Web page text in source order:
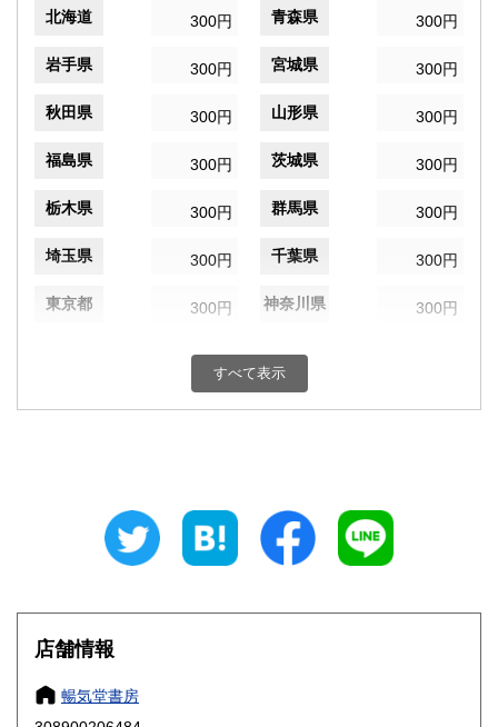
北海道 300円 青森県 300円
岩手県 300円 宮城県 300円
秋田県 300円 山形県 300円
福島県 300円 茨城県 300円
栃木県 300円 群馬県 300円
埼玉県 300円 千葉県 300円
東京都 300円 神奈川県 300円
300円 富山県
300円 三重県
大阪府
奈良県
すべて表示
店舗情報
暢気堂書房